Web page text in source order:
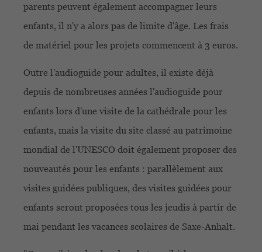
parents peuvent également accompagner leurs
enfants, il n'y a alors pas de limite d'âge. Les frais
de matériel pour les projets commencent à 3 euros.
Outre l'audioguide pour adultes, il existe déjà
depuis de nombreuses années l'audioguide pour
enfants lors d'une visite de la cathédrale pour les
enfants, mais la visite du site classé au patrimoine
mondial de l'UNESCO doit également proposer des
nouveautés pour les enfants : parallèlement aux
visites guidées publiques, des visites guidées pour
enfants seront proposées tous les jeudis à partir de
mai pendant les vacances scolaires de Saxe-Anhalt.